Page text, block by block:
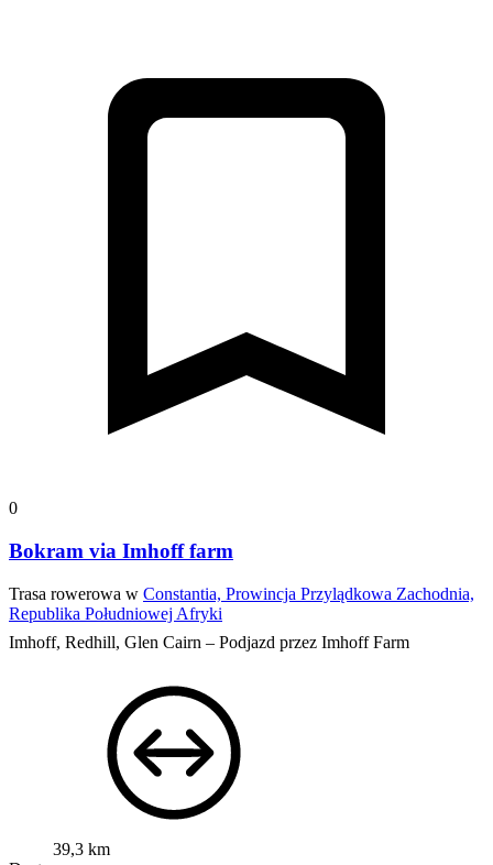
0
Bokram via Imhoff farm
Trasa rowerowa w Constantia, Prowincja Przylądkowa Zachodnia,
Republika Południowej Afryki
Imhoff, Redhill, Glen Cairn – Podjazd przez Imhoff Farm
39,3 km